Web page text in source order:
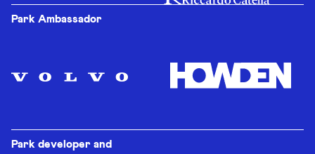
Park Ambassador
Park developer and